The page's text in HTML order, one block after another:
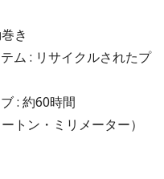
き
ム : リサイクルされたプ
: 約60時間
トン・ミリメーター）